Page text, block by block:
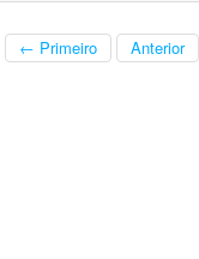
← Primeiro Anterior